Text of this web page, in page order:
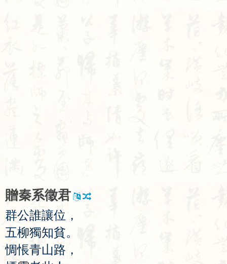
贈秦系徵君
群公誰讓位 ，
五柳獨知貧。
惆悵青山路 ，